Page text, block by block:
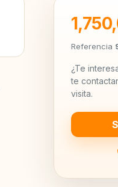
Referencia
¿Te
te
visita.